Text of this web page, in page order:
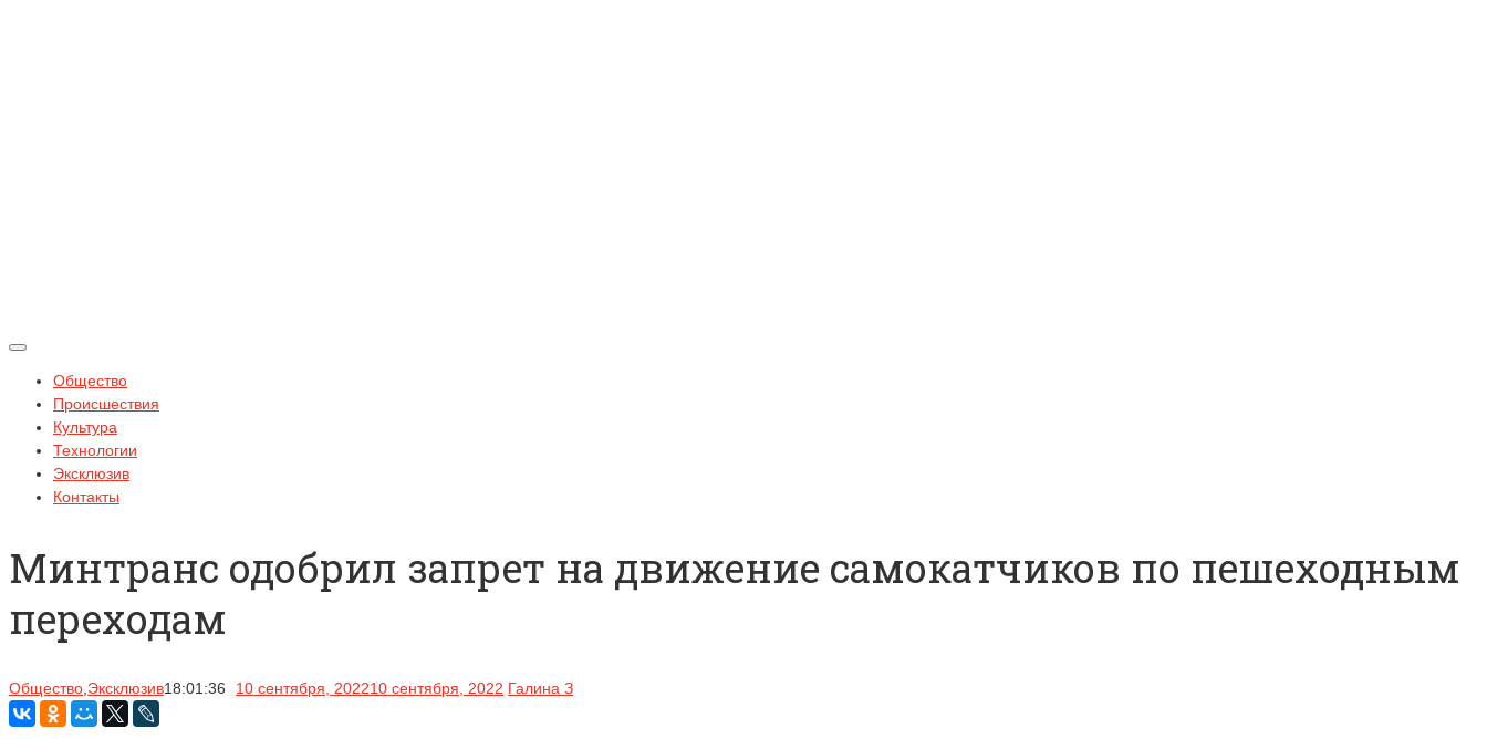
Общество
Происшествия
Культура
Технологии
Эксклюзив
Контакты
Минтранс одобрил запрет на движение самокатчиков по пешеходным
переходам
Общество Эксклюзив18:01:36 10 сентября, 202210 сентября, 2022 Галина З